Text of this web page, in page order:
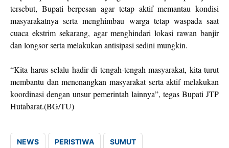
tersebut, Bupati berpesan agar tetap aktif memantau kondisi
masyarakatnya serta menghimbau warga tetap waspada saat
cuaca ekstrim sekarang, agar menghindari lokasi rawan banjir
dan longsor serta melakukan antisipasi sedini mungkin.
“Kita harus selalu hadir di tengah-tengah masyarakat, kita turut
membantu dan menenangkan masyarakat serta aktif melakukan
koordinasi dengan unsur pemerintah lainnya”, tegas Bupati JTP
Hutabarat.(BG/TU)
NEWS PERISTIWA SUMUT